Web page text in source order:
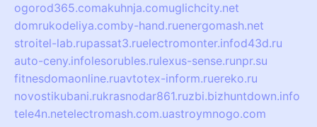
ogorod365.comakuhnja.comuglichcity.net
domrukodeliya.comby-hand.ruenergomash.net
stroitel-lab.rupassat3.ruelectromonter.infod43d.ru
auto-ceny.infolesorubles.rulexus-sense.runpr.su
fitnesdomaonline.ruavtotex-inform.ruereko.ru
novostikubani.rukrasnodar861.ruzbi.bizhuntdown.info
tele4n.netelectromash.com.uastroymnogo.com